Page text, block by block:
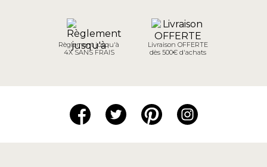
Règlement jusqu'à
4X SANS FRAIS
Livraison OFFERTE
dès 500€ d'achats